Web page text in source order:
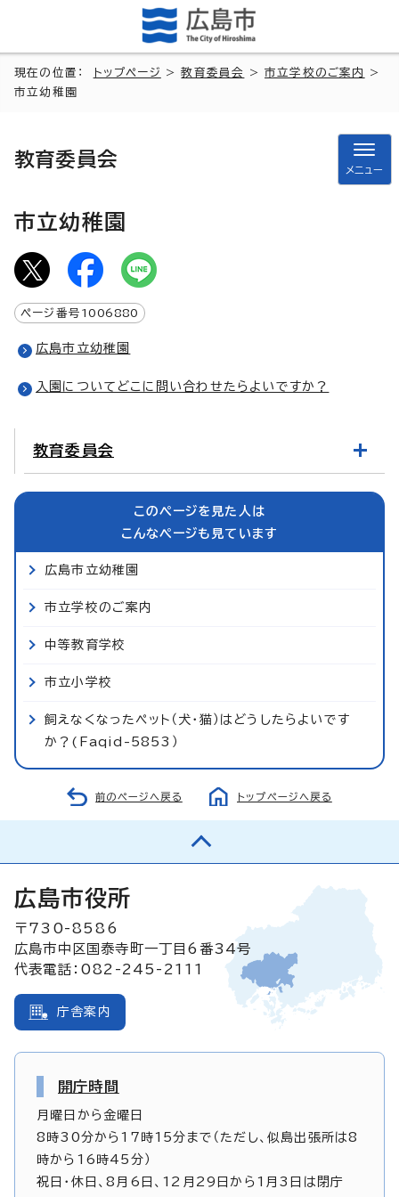
現在の位置： トップページ >教育委員会 >市立学校のご案内
>
市立幼稚園
教育委員会
メニュー
市立幼稚園
ページ番号 1006880
広島市立幼稚園
入園についてどこに問い合わせたらよいですか？
教育委員会
このページを見た人は
こんなページも見ています
広島市立幼稚園
市立学校のご案内
中等教育学校
市立小学校
飼えなくなったペット（犬・猫）はどうしたらよいです
か？(Faqid-5853）
前のページへ戻る トップページへ戻る
広島市役所
〒730-8586
広島市中区国泰寺町一丁目6番34号
代表電話：082-245-2111
庁舎案内
開庁時間
月曜日から金曜日
8時30分から17時15分まで（ただし、似島出張所は8
時から16時45分）
祝日・休日、8月6日、12月29日から1月3日は閉庁